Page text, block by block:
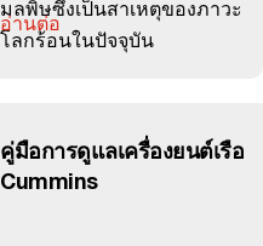
มลพิษซึ่งเป็นสาเหตุของภาวะ
โลกร้อนในปัจจุบัน
อ่านต่อ
คู่มือการดูแลเครื่องยนต์เรือ
Cummins